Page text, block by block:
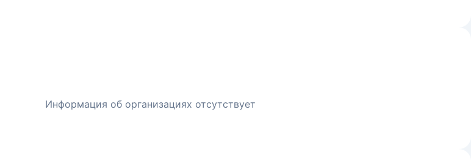
Информация об организациях отсутствует